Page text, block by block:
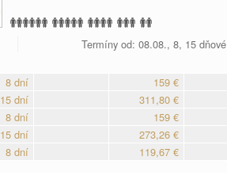
Termíny od: 08.08., 8, 15 dňové
8 dní 159 €
15 dní 311,80 €
8 dní 159 €
15 dní 273,26 €
8 dní 119,67 €